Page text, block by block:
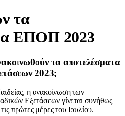
τα
ΕΠΟΠ 2023
τα αποτελέσματα
2023;
η ανακοίνωση των
Εξετάσεων γίνεται συνήθως
πρώτες μέρες του Ιουλίου.